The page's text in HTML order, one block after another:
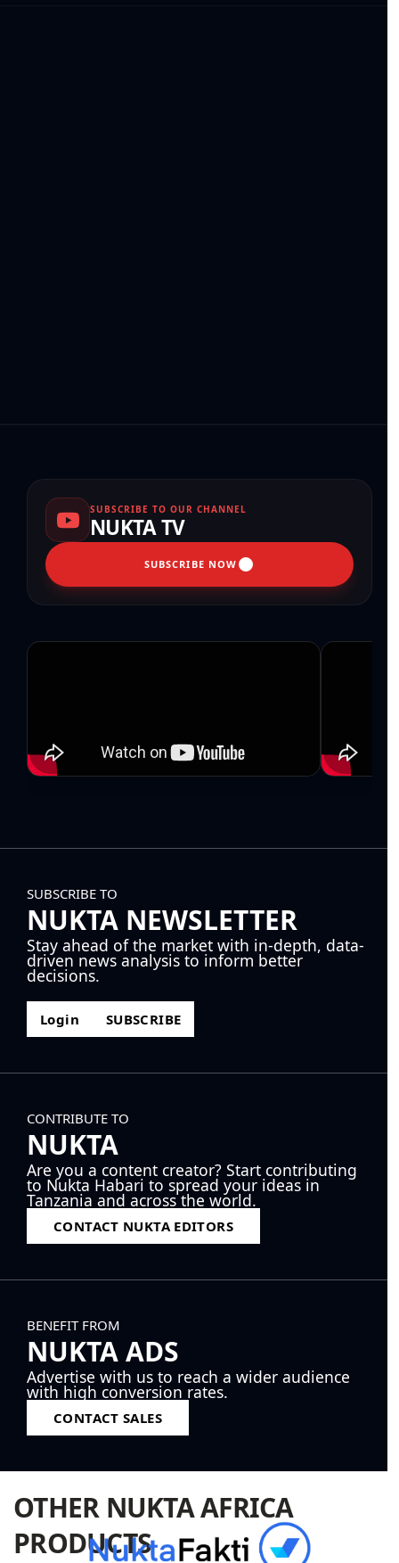
SUBSCRIBE TO OUR CHANNEL
NUKTA TV
SUBSCRIBE NOW
SUBSCRIBE TO
NUKTA NEWSLETTER
Stay ahead of the market with in-depth, data-
driven news analysis to inform better
decisions.
Login SUBSCRIBE
CONTRIBUTE TO
NUKTA
Are you a content creator? Start contributing
to Nukta Habari to spread your ideas in
Tanzania and across the world.
CONTACT NUKTA EDITORS
BENEFIT FROM
NUKTA ADS
Advertise with us to reach a wider audience
with high conversion rates.
CONTACT SALES
OTHER NUKTA AFRICA
PRODUCTS